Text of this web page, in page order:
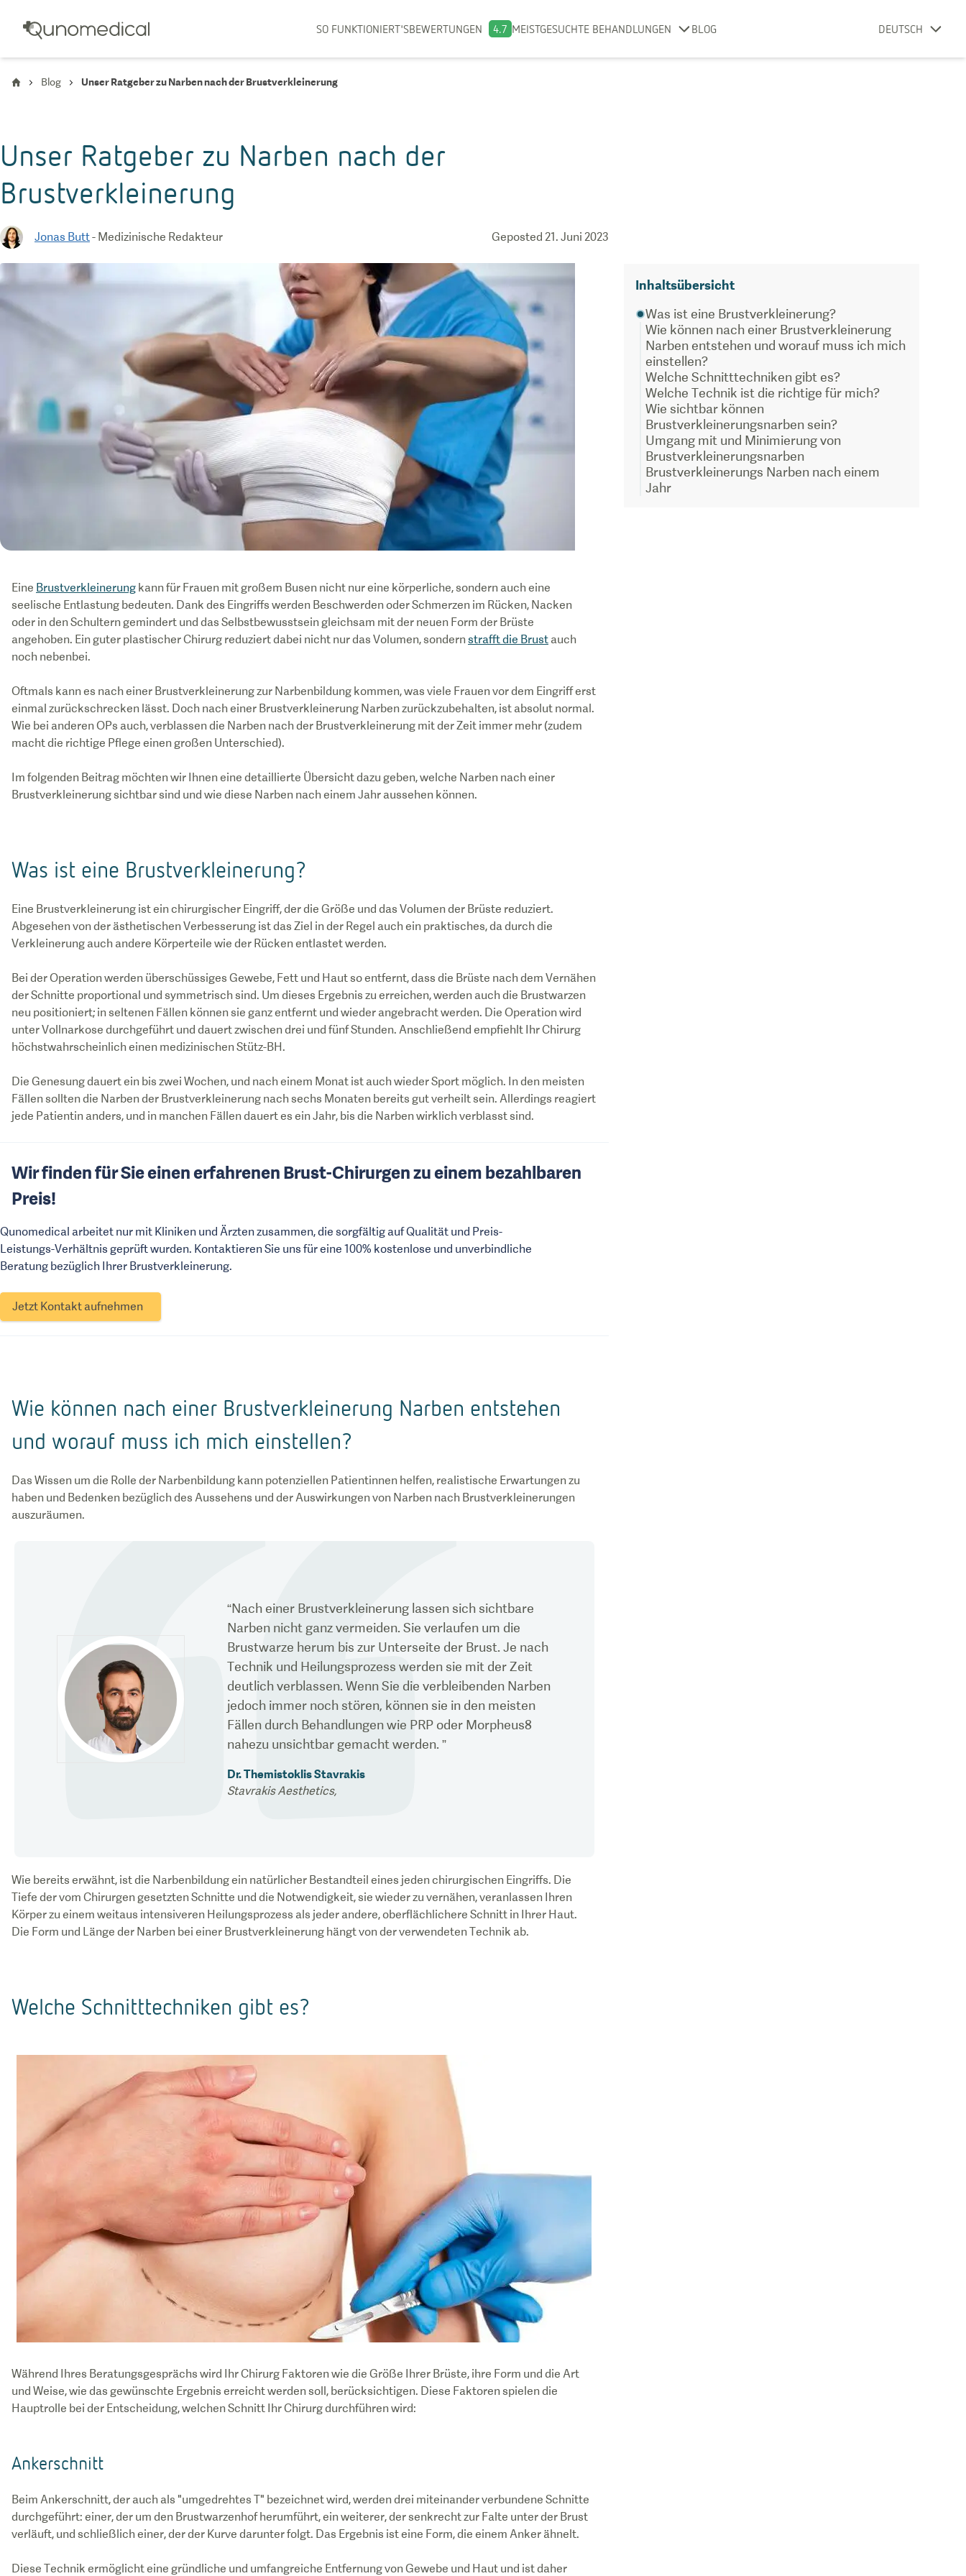
SO FUNKTIONIERT'SBEWERTUNGEN 4.7 MEISTGESUCHTE BEHANDLUNGEN BLOG DEUTSCH
Blog Unser Ratgeber zu Narben nach der Brustverkleinerung
Unser Ratgeber zu Narben nach der
Brustverkleinerung
Jonas Butt- Medizinische Redakteur Geposted 21. Juni 2023
Inhaltsübersicht
Was ist eine Brustverkleinerung?
Wie können nach einer Brustverkleinerung
Narben entstehen und worauf muss ich mich
einstellen?
Welche Schnitttechniken gibt es?
Welche Technik ist die richtige für mich?
Wie sichtbar können
Brustverkleinerungsnarben sein?
Umgang mit und Minimierung von
Brustverkleinerungsnarben
Brustverkleinerungs Narben nach einem
Jahr
Eine Brustverkleinerung kann für Frauen mit großem Busen nicht nur eine körperliche, sondern auch eine
seelische Entlastung bedeuten. Dank des Eingriffs werden Beschwerden oder Schmerzen im Rücken, Nacken
oder in den Schultern gemindert und das Selbstbewusstsein gleichsam mit der neuen Form der Brüste
angehoben. Ein guter plastischer Chirurg reduziert dabei nicht nur das Volumen, sondernstrafft die Brust auch
noch nebenbei.
Oftmals kann es nach einer Brustverkleinerung zur Narbenbildung kommen, was viele Frauen vor dem Eingriff erst
einmal zurückschrecken lässt. Doch nach einer Brustverkleinerung Narben zurückzubehalten, ist absolut normal.
Wie bei anderen OPs auch, verblassen die Narben nach der Brustverkleinerung mit der Zeit immer mehr (zudem
macht die richtige Pflege einen großen Unterschied).
Im folgenden Beitrag möchten wir Ihnen eine detaillierte Übersicht dazu geben, welche Narben nach einer
Brustverkleinerung sichtbar sind und wie diese Narben nach einem Jahr aussehen können.
Was ist eine Brustverkleinerung?
Eine Brustverkleinerung ist ein chirurgischer Eingriff, der die Größe und das Volumen der Brüste reduziert.
Abgesehen von der ästhetischen Verbesserung ist das Ziel in der Regel auch ein praktisches, da durch die
Verkleinerung auch andere Körperteile wie der Rücken entlastet werden.
Bei der Operation werden überschüssiges Gewebe, Fett und Haut so entfernt, dass die Brüste nach dem Vernähen
der Schnitte proportional und symmetrisch sind. Um dieses Ergebnis zu erreichen, werden auch die Brustwarzen
neu positioniert; in seltenen Fällen können sie ganz entfernt und wieder angebracht werden. Die Operation wird
unter Vollnarkose durchgeführt und dauert zwischen drei und fünf Stunden. Anschließend empfiehlt Ihr Chirurg
höchstwahrscheinlich einen medizinischen Stütz-BH.
Die Genesung dauert ein bis zwei Wochen, und nach einem Monat ist auch wieder Sport möglich. In den meisten
Fällen sollten die Narben der Brustverkleinerung nach sechs Monaten bereits gut verheilt sein. Allerdings reagiert
jede Patientin anders, und in manchen Fällen dauert es ein Jahr, bis die Narben wirklich verblasst sind.
Wir finden für Sie einen erfahrenen Brust-Chirurgen zu einem bezahlbaren
Preis!
Qunomedical arbeitet nur mit Kliniken und Ärzten zusammen, die sorgfältig auf Qualität und Preis-
Leistungs-Verhältnis geprüft wurden. Kontaktieren Sie uns für eine 100% kostenlose und unverbindliche
Beratung bezüglich Ihrer Brustverkleinerung.
Jetzt Kontakt aufnehmen
Wie können nach einer Brustverkleinerung Narben entstehen
und worauf muss ich mich einstellen?
Das Wissen um die Rolle der Narbenbildung kann potenziellen Patientinnen helfen, realistische Erwartungen zu
haben und Bedenken bezüglich des Aussehens und der Auswirkungen von Narben nach Brustverkleinerungen
auszuräumen.
“Nach einer Brustverkleinerung lassen sich sichtbare
Narben nicht ganz vermeiden. Sie verlaufen um die
Brustwarze herum bis zur Unterseite der Brust. Je nach
Technik und Heilungsprozess werden sie mit der Zeit
deutlich verblassen. Wenn Sie die verbleibenden Narben
jedoch immer noch stören, können sie in den meisten
Fällen durch Behandlungen wie PRP oder Morpheus8
nahezu unsichtbar gemacht werden. ”
Dr. Themistoklis Stavrakis
Stavrakis Aesthetics,
Wie bereits erwähnt, ist die Narbenbildung ein natürlicher Bestandteil eines jeden chirurgischen Eingriffs. Die
Tiefe der vom Chirurgen gesetzten Schnitte und die Notwendigkeit, sie wieder zu vernähen, veranlassen Ihren
Körper zu einem weitaus intensiveren Heilungsprozess als jeder andere, oberflächlichere Schnitt in Ihrer Haut.
Die Form und Länge der Narben bei einer Brustverkleinerung hängt von der verwendeten Technik ab.
Welche Schnitttechniken gibt es?
Während Ihres Beratungsgesprächs wird Ihr Chirurg Faktoren wie die Größe Ihrer Brüste, ihre Form und die Art
und Weise, wie das gewünschte Ergebnis erreicht werden soll, berücksichtigen. Diese Faktoren spielen die
Hauptrolle bei der Entscheidung, welchen Schnitt Ihr Chirurg durchführen wird:
Ankerschnitt
Beim Ankerschnitt, der auch als "umgedrehtes T" bezeichnet wird, werden drei miteinander verbundene Schnitte
durchgeführt: einer, der um den Brustwarzenhof herumführt, ein weiterer, der senkrecht zur Falte unter der Brust
verläuft, und schließlich einer, der der Kurve darunter folgt. Das Ergebnis ist eine Form, die einem Anker ähnelt.
Diese Technik ermöglicht eine gründliche und umfangreiche Entfernung von Gewebe und Haut und ist daher